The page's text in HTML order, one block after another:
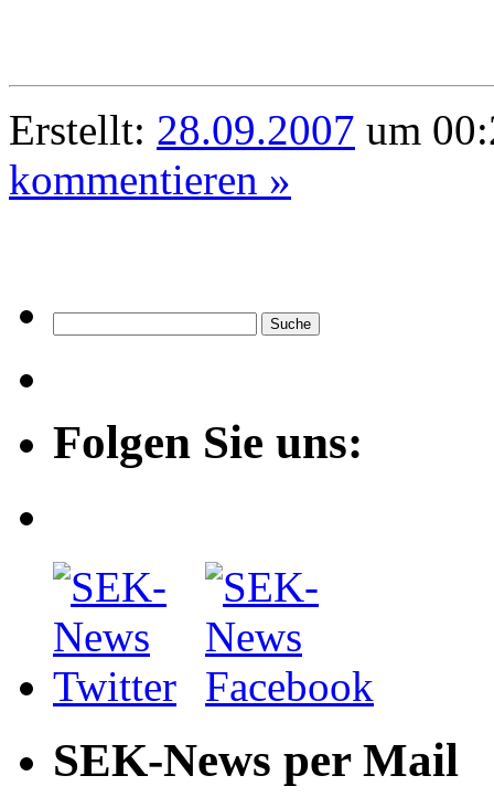
Erstellt: 28.09.2007 um
kommentieren »
Folgen Sie uns:
SEK-News per Mail